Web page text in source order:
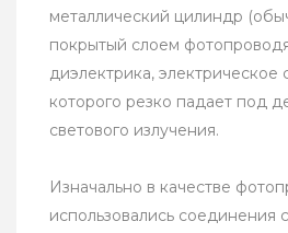
металлический цилиндр
покрытый слоем
диэлектрика, электрическое
которого резко падает под
светового излучения.
Изначально в качестве
использовались соединения